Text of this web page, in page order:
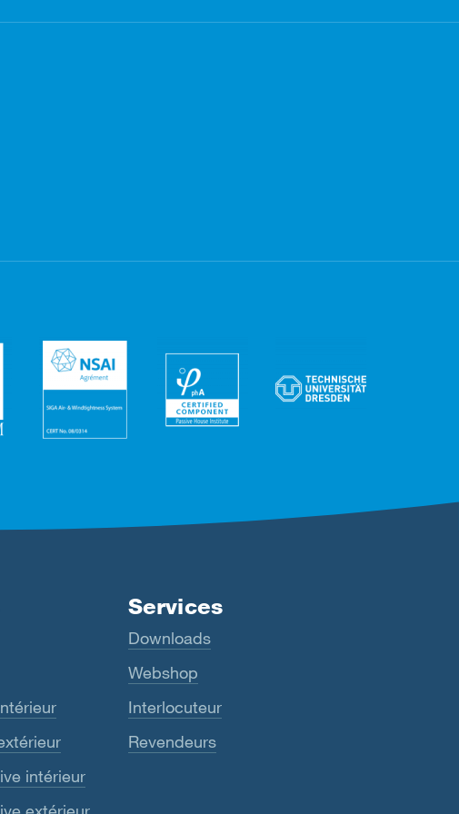
intérieur
Services
Downloads
Webshop
Interlocuteur
Revendeurs